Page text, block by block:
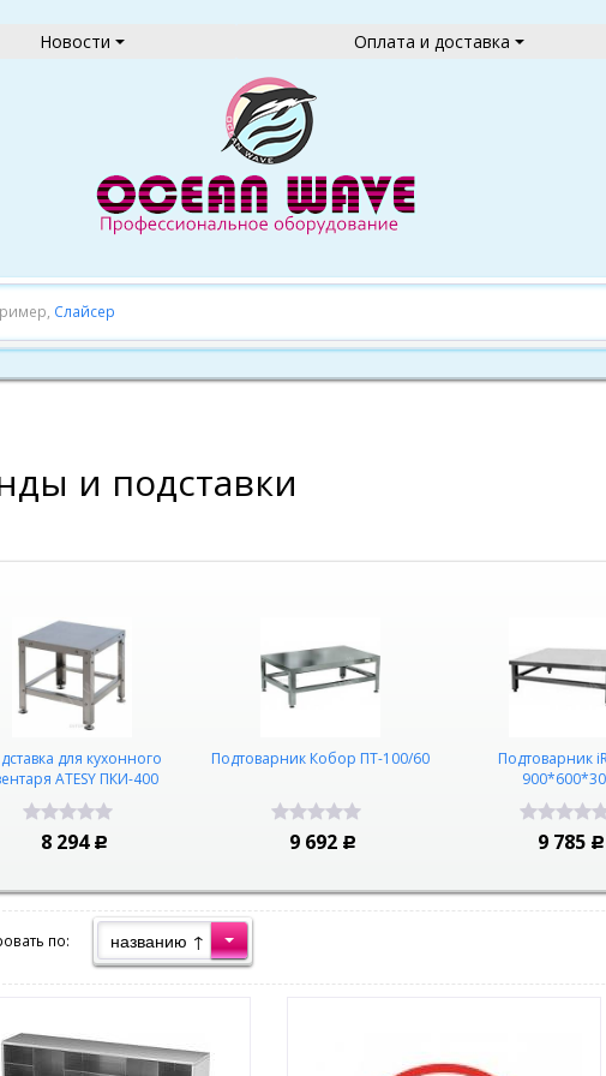
Новости Оплата и доставка
Слайсер
и подставки
для кухонного
ATESY ПКИ-400
8 294 Р
В корзину
Подтоварник Кобор ПТ-100/60
9 692 Р
В корзину
Подтоварник
9 785 Р
В
по: названию ↑